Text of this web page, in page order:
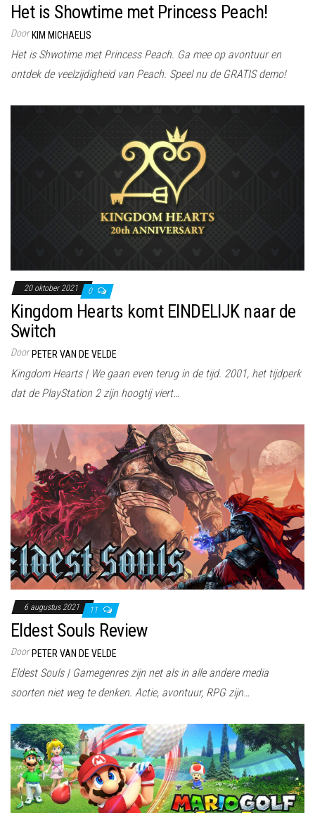
Het is Showtime met Princess Peach!
Door KIM MICHAELIS
Het is Shwotime met Princess Peach. Ga mee op avontuur en
ontdek de veelzijdigheid van Peach. Speel nu de GRATIS demo!
20 oktober 2021 0
Kingdom Hearts komt EINDELIJK naar de
Switch
Door PETER VAN DE VELDE
Kingdom Hearts | We gaan even terug in de tijd. 2001, het tijdperk
dat de PlayStation 2 zijn hoogtij viert…
6 augustus 2021 11
Eldest Souls Review
Door PETER VAN DE VELDE
Eldest Souls | Gamegenres zijn net als in alle andere media
soorten niet weg te denken. Actie, avontuur, RPG zijn…